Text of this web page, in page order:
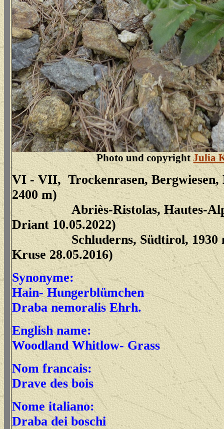
Photo und copyrightJulia
VI - VII, Trockenrasen, Bergwiesen,
2400 m)
Abriès-Ristolas, Hautes-
Driant 10.05.2022)
Schluderns, Südtirol, 1930 m
Kruse 28.05.2016)
Synonyme:
Hain- Hungerblümchen
Draba nemoralis Ehrh.
English name:
Woodland Whitlow- Grass
Nom francais:
Drave des bois
Nome italiano:
Draba dei boschi